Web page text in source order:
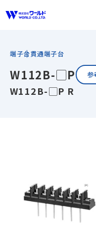
カタログ閲覧
端子台の119番 -
オプション
ご挨拶・会社ビジョン
新着情報
端子台貫通端子台
W112B-▢P 参
W112B-▢P R